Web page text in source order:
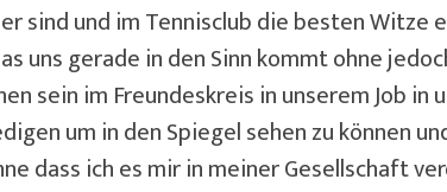
und im Tennisclub die besten Witze
gerade in den Sinn kommt ohne
sein im Freundeskreis in unserem Job
um in den Spiegel sehen zu können
dass ich es mir in meiner Gesellschaft